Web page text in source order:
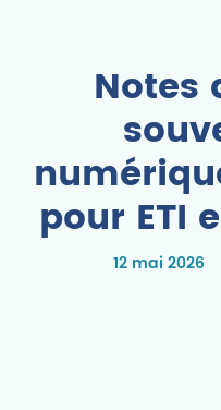
Notes
pour ETI
12 mai 2026